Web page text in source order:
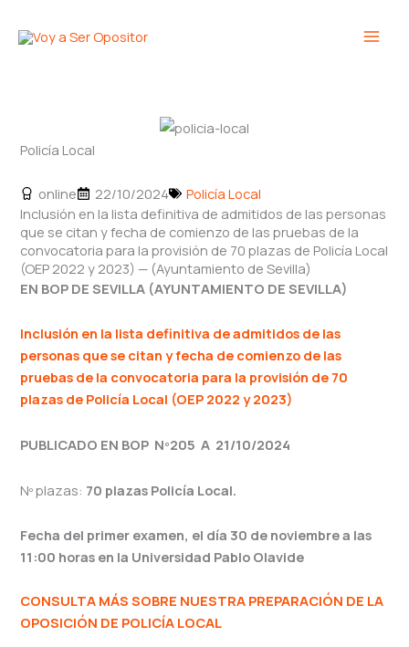
Policía Local
online 22/10/2024
Policía Local
Inclusión en la lista definitiva de admitidos de las personas
que se citan y fecha de comienzo de las pruebas de la
convocatoria para la provisión de 70 plazas de Policía Local
(OEP 2022 y 2023) — (Ayuntamiento de Sevilla)
EN BOP DE SEVILLA (AYUNTAMIENTO DE SEVILLA)
Inclusión en la lista definitiva de admitidos de las
personas que se citan y fecha de comienzo de las
pruebas de la convocatoria para la provisión de 70
plazas de Policía Local (OEP 2022 y 2023)
PUBLICADO EN BOP Nº205 A 21/10/2024
Nº plazas: 70 plazas Policía Local.
Fecha del primer examen, el día 30 de noviembre a las
11:00 horas en la Universidad Pablo Olavide
CONSULTA MÁS SOBRE NUESTRA PREPARACIÓN DE LA
OPOSICIÓN DE POLICÍA LOCAL